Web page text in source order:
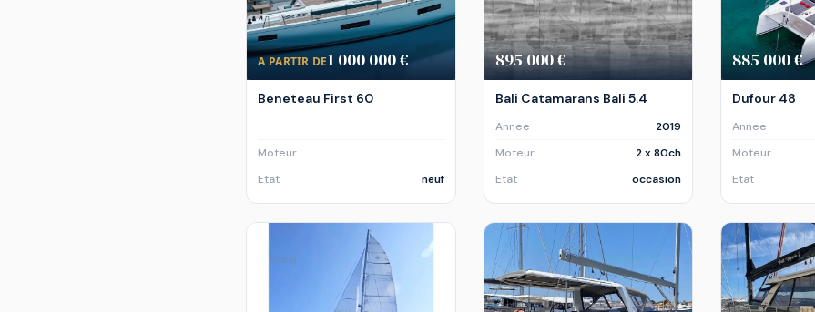
A PARTIR DE1 000 000 €
Beneteau First 60
Moteur
Etat
neuf
895 000 €
Bali Catamarans Bali 5.4
Annee
2019
Moteur
2 x 80ch
Etat
occasion
885 000 €
Dufour 48
Annee
Moteur
Etat